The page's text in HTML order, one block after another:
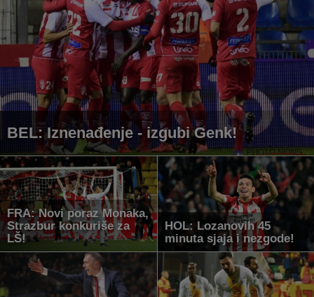
BEL: Iznenađenje - izgubi Genk!
FRA: Novi poraz Monaka,
Strazbur konkuriše za
LŠ!
HOL: Lozanovih 45
minuta sjaja i nezgode!